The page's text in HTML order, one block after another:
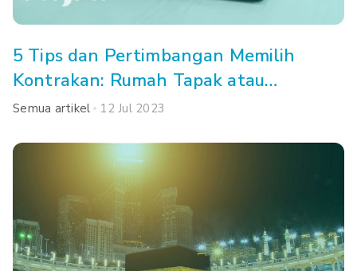
5 Tips dan Pertimbangan Memilih
Kontrakan: Rumah Tapak atau
Apartemen, Ya?
Semua artikel 12 Jul 2023